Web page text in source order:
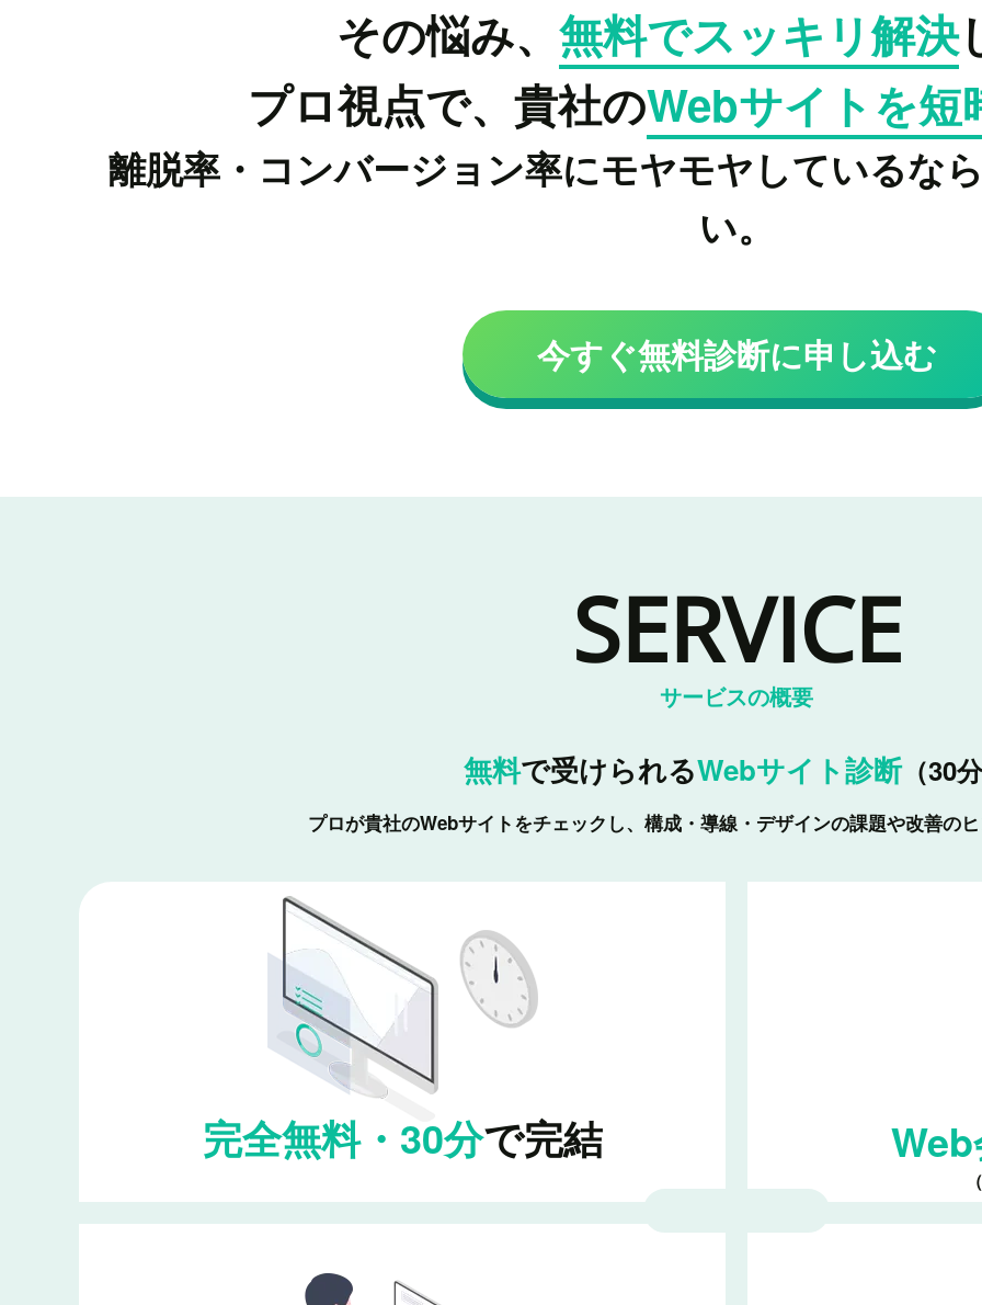
その悩み、 無料でスッキリ解決
プロ視点で、貴社のWebサイトを短
離脱率・コンバージョン率にモヤモヤしているな
い。
今すぐ無料診断に申し込む
SERVICE
サービスの概要
無料で受けられるWebサイト診断（30
プロが貴社のWebサイトをチェックし、構成・導線・デザインの課題や改善の
完全無料・30分で完結